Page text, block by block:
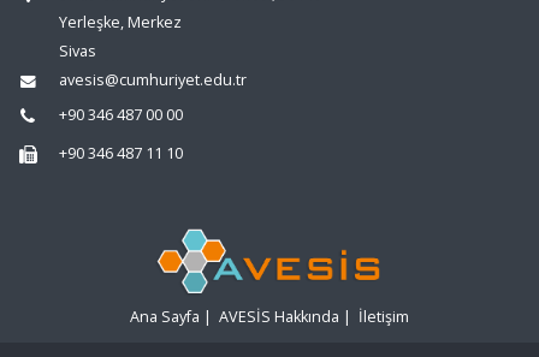
Yerleşke, Merkez
Sivas
avesis@cumhuriyet.edu.tr
+90 346 487 00 00
+90 346 487 11 10
Ana Sayfa | AVESİS Hakkında | İletişim